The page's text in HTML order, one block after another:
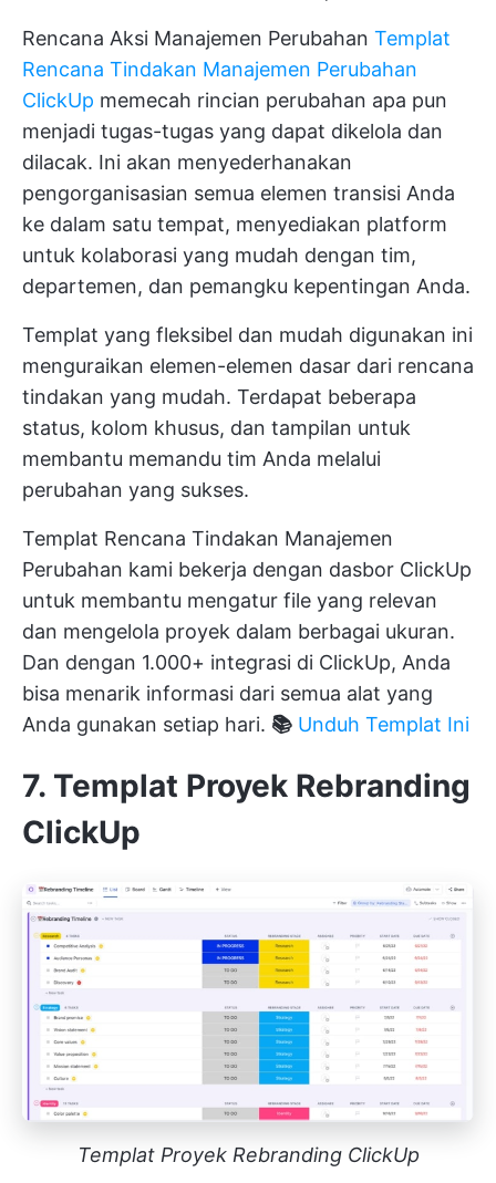
Rencana Aksi Manajemen Perubahan Templat
Rencana Tindakan Manajemen Perubahan
ClickUp memecah rincian perubahan apa pun
menjadi tugas-tugas yang dapat dikelola dan
dilacak. Ini akan menyederhanakan
pengorganisasian semua elemen transisi Anda
ke dalam satu tempat, menyediakan platform
untuk kolaborasi yang mudah dengan tim,
departemen, dan pemangku kepentingan Anda.
Templat yang fleksibel dan mudah digunakan ini
menguraikan elemen-elemen dasar dari rencana
tindakan yang mudah. Terdapat beberapa
status, kolom khusus, dan tampilan untuk
membantu memandu tim Anda melalui
perubahan yang sukses.
Templat Rencana Tindakan Manajemen
Perubahan kami bekerja dengan dasbor ClickUp
untuk membantu mengatur file yang relevan
dan mengelola proyek dalam berbagai ukuran.
Dan dengan 1.000+ integrasi di ClickUp, Anda
bisa menarik informasi dari semua alat yang
Anda gunakan setiap hari. 📚 Unduh Templat Ini
7. Templat Proyek Rebranding
ClickUp
Templat Proyek Rebranding ClickUp